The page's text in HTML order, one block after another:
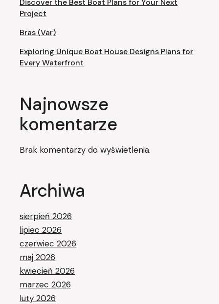
Discover the Best Boat Plans for Your Next
Project
Bras (Var)
Exploring Unique Boat House Designs Plans for
Every Waterfront
Najnowsze
komentarze
Brak komentarzy do wyświetlenia.
Archiwa
sierpień 2026
lipiec 2026
czerwiec 2026
maj 2026
kwiecień 2026
marzec 2026
luty 2026